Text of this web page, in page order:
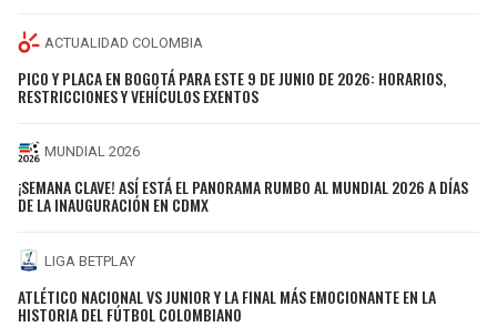
ACTUALIDAD COLOMBIA
PICO Y PLACA EN BOGOTÁ PARA ESTE 9 DE JUNIO DE 2026: HORARIOS,
RESTRICCIONES Y VEHÍCULOS EXENTOS
MUNDIAL 2026
¡SEMANA CLAVE! ASÍ ESTÁ EL PANORAMA RUMBO AL MUNDIAL 2026 A DÍAS
DE LA INAUGURACIÓN EN CDMX
LIGA BETPLAY
ATLÉTICO NACIONAL VS JUNIOR Y LA FINAL MÁS EMOCIONANTE EN LA
HISTORIA DEL FÚTBOL COLOMBIANO